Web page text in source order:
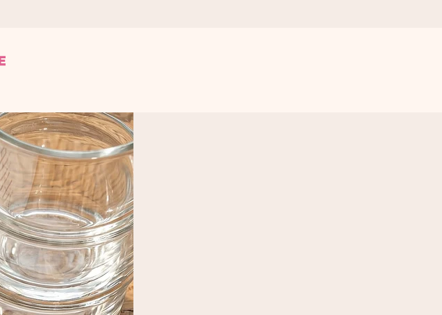
cuando más importa.
solo todo el amor para el